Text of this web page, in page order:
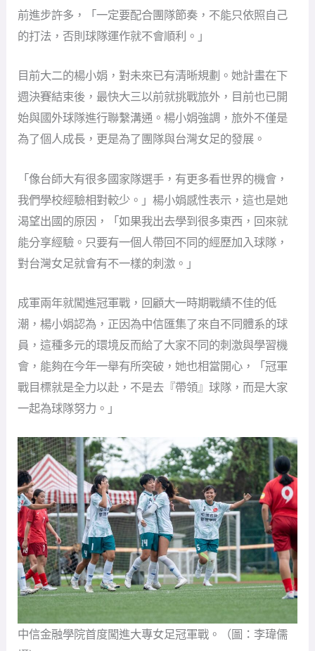
前進步許多，「一定要配合團隊節奏，不能只依照自己
的打法，否則球隊運作就不會順利。」
目前大二的楊小娟，對未來已有清晰規劃。她計畫在下
週決賽結束後，最快大三以前就挑戰旅外，目前也已開
始與國外球隊進行聯繫溝通。楊小娟強調，旅外不僅是
為了個人成長，更是為了團隊與台灣女足的發展。
「像台師大有很多國家隊選手，有更多看世界的機會，
我們學校經驗相對較少。」楊小娟感性表示，這也是她
渴望出國的原因，「如果我出去學到很多東西，回來就
能分享經驗。只要有一個人帶回不同的經歷加入球隊，
對台灣女足就會有不一樣的刺激。」
成軍兩年就闖進冠軍戰，回顧大一時期戰績不佳的低
潮，楊小娟認為，正因為中信匯集了來自不同體系的球
員，這種多元的環境反而給了大家不同的刺激與學習機
會，能夠在今年一舉有所突破，她也相當開心，「冠軍
戰目標就是全力以赴，不是去『帶領』球隊，而是大家
一起為球隊努力。」
中信金融學院首度闖進大專女足冠軍戰。（圖：李瑋儒